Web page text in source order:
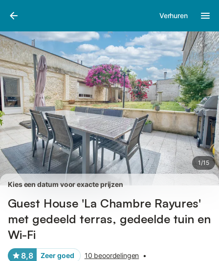
Verhuren
1/15
Afbeeldingen
Kies een datum voor exacte prijzen
Guest House 'La Chambre Rayures'
met gedeeld terras, gedeelde tuin en
Wi-Fi
8,8 Zeer goed 10 beoordelingen •